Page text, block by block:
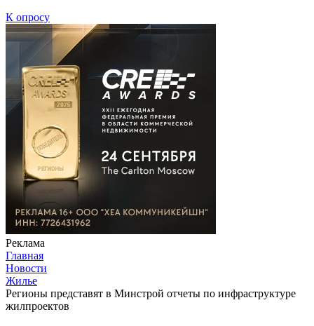
К опросу
Реклама
Главная
Новости
Жилье
Регионы представят в Минстрой отчеты по инфраструктуре
жилпроектов